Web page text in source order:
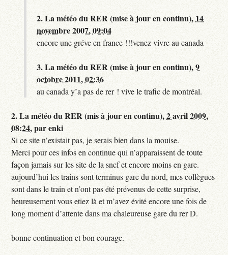
2.La météo du RER (mise à jour en continu), 14
novembre 2007, 09:04
encore une gréve en france !!!venez vivre au canada
3.La météo du RER (mise à jour en continu),9
octobre 2011, 02:36
au canada y’a pas de rer ! vive le trafic de montréal.
2.La météo du RER (mis à jour en continu),2 avril 2009,
08:24,parenki
Si ce site n’existait pas, je serais bien dans la mouise.
Merci pour ces infos en continue qui n’apparaissent de toute
façon jamais sur les site de la sncf et encore moins en gare.
aujourd’hui les trains sont terminus gare du nord, mes collègues
sont dans le train et n’ont pas été prévenus de cette surprise,
heureusement vous etiez là et m’avez évité encore une fois de
long moment d’attente dans ma chaleureuse gare du rer D.
bonne continuation et bon courage.